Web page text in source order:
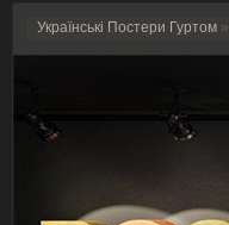
Українські Постери Гуртом »